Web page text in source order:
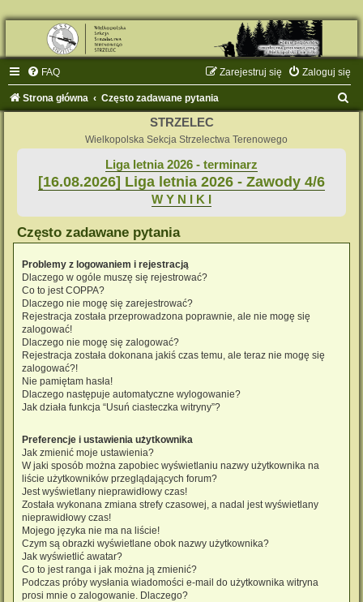
FAQ Zaloguj się
Zarejestruj się
Strona główna Często zadawane pytania
STRZELEC
Wielkopolska Sekcja Strzelectwa Terenowego
Liga letnia 2026 - terminarz
[16.08.2026] Liga letnia 2026 - Zawody 4/6
W Y N I K I
Często zadawane pytania
Problemy z logowaniem i rejestracją
Dlaczego w ogóle muszę się rejestrować?
Co to jest COPPA?
Dlaczego nie mogę się zarejestrować?
Rejestracja została przeprowadzona poprawnie, ale nie mogę się
zalogować!
Dlaczego nie mogę się zalogować?
Rejestracja została dokonana jakiś czas temu, ale teraz nie mogę się
zalogować?!
Nie pamiętam hasła!
Dlaczego następuje automatyczne wylogowanie?
Jak działa funkcja “Usuń ciasteczka witryny”?
Preferencje i ustawienia użytkownika
Jak zmienić moje ustawienia?
W jaki sposób można zapobiec wyświetlaniu nazwy użytkownika na
liście użytkowników przeglądających forum?
Jest wyświetlany nieprawidłowy czas!
Została wykonana zmiana strefy czasowej, a nadal jest wyświetlany
nieprawidłowy czas!
Mojego języka nie ma na liście!
Czym są obrazki wyświetlane obok nazwy użytkownika?
Jak wyświetlić awatar?
Co to jest ranga i jak można ją zmienić?
Podczas próby wysłania wiadomości e-mail do użytkownika witryna
prosi mnie o zalogowanie. Dlaczego?